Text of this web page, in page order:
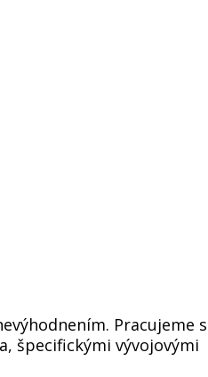
Pracujeme s
špecifickými vývojovými